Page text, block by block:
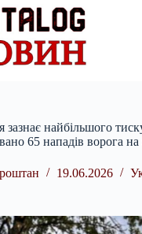
найбільшого
65 нападів ворога на
19.06.2026